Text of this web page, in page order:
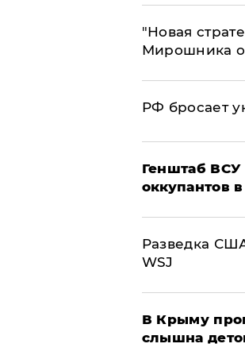
"Новая
Мирошника
РФ бросает
Генштаб
оккупантов
Разведка
WSJ
В Крыму
слышна